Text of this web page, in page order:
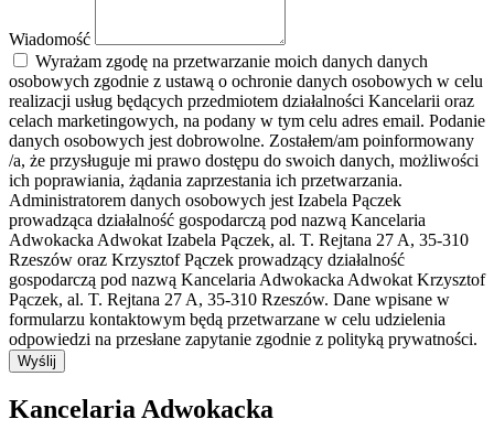
Wiadomość
Wyrażam zgodę na przetwarzanie moich danych danych
osobowych zgodnie z ustawą o ochronie danych osobowych w celu
realizacji usług będących przedmiotem działalności Kancelarii oraz
celach marketingowych, na podany w tym celu adres email. Podanie
danych osobowych jest dobrowolne. Zostałem/am poinformowany
/a, że przysługuje mi prawo dostępu do swoich danych, możliwości
ich poprawiania, żądania zaprzestania ich przetwarzania.
Administratorem danych osobowych jest Izabela Pączek
prowadząca działalność gospodarczą pod nazwą Kancelaria
Adwokacka Adwokat Izabela Pączek, al. T. Rejtana 27 A, 35-310
Rzeszów oraz Krzysztof Pączek prowadzący działalność
gospodarczą pod nazwą Kancelaria Adwokacka Adwokat Krzysztof
Pączek, al. T. Rejtana 27 A, 35-310 Rzeszów. Dane wpisane w
formularzu kontaktowym będą przetwarzane w celu udzielenia
odpowiedzi na przesłane zapytanie zgodnie z polityką prywatności.
Wyślij
Kancelaria Adwokacka